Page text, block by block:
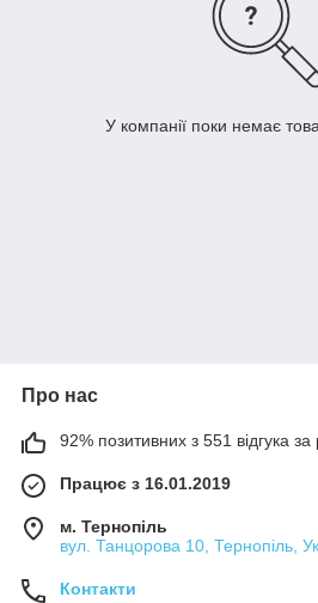
У компанії поки немає
Про нас
92% позитивних з 551 відгука за
Працює з 16.01.2019
м. Тернопіль
вул. Танцорова 10, Тернопіль,
Контакти